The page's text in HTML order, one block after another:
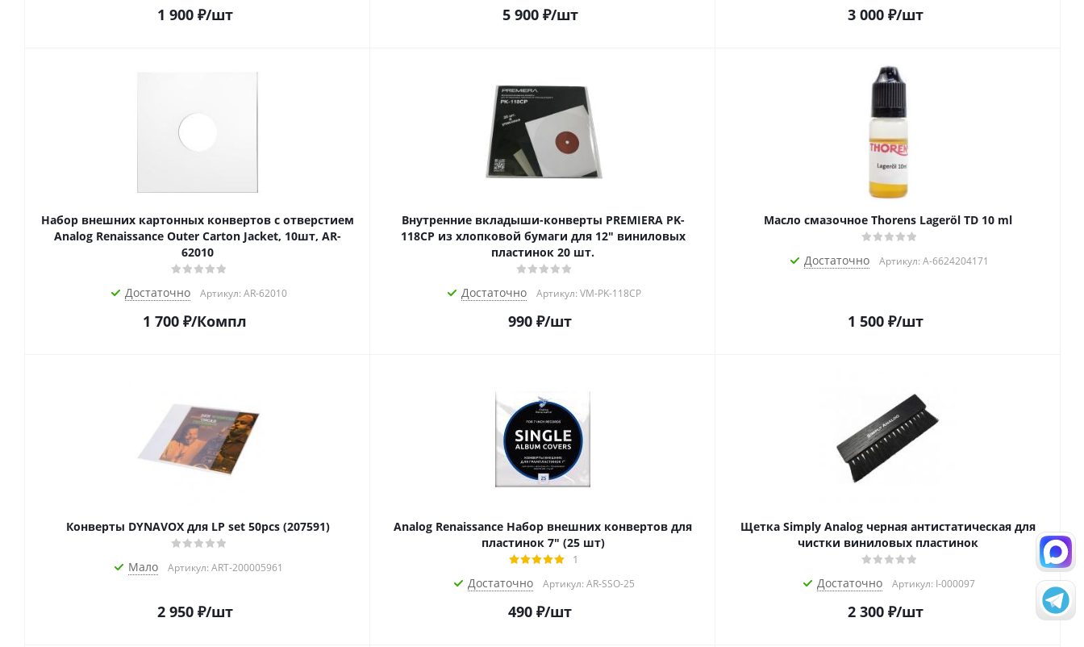
1 900₽/шт 5 900₽/шт 3 000₽/шт
Набор внешних картонных конвертов с отверстием
Analog Renaissance Оuter Carton Jacket, 10шт, AR-
62010
Достаточно Артикул: AR-62010
1 700 ₽/Компл
Внутренние вкладыши-конверты PREMIERA PK-
118CP из хлопковой бумаги для 12" виниловых
пластинок 20 шт.
Достаточно Артикул: VM-PK-118CP
990 ₽/шт
Масло смазочное Thorens Lageröl TD 10 ml
Достаточно Артикул: A-6624204171
1 500₽/шт
Конверты DYNAVOX для LP set 50pcs (207591)
Мало Артикул: ART-200005961
2 950₽/шт
Analog Renaissance Набор внешних конвертов для
пластинок 7" (25 шт)
1
Достаточно Артикул: AR-SSO-25
490 ₽/шт
Щетка Simply Analog черная антистатическая для
чистки виниловых пластинок
Достаточно Артикул: I-000097
2 300₽/шт